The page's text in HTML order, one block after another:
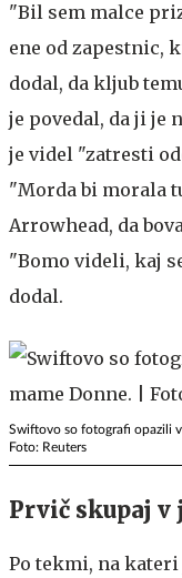
"Bil sem malce
ene od zapestnic,
dodal, da kljub
je povedal, da ji je
je videl "zatresti
"Morda bi morala
Arrowhead, da
"Bomo videli, kaj
dodal.
Swiftovo so fotografi opazili
Foto: Reuters
Prvič skupaj v
Po tekmi, na kateri